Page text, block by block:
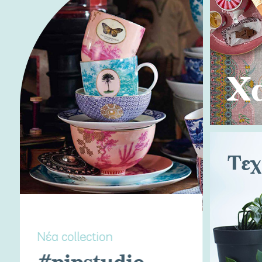
Νέα collection